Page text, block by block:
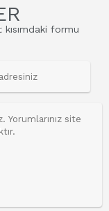
kısımdaki formu